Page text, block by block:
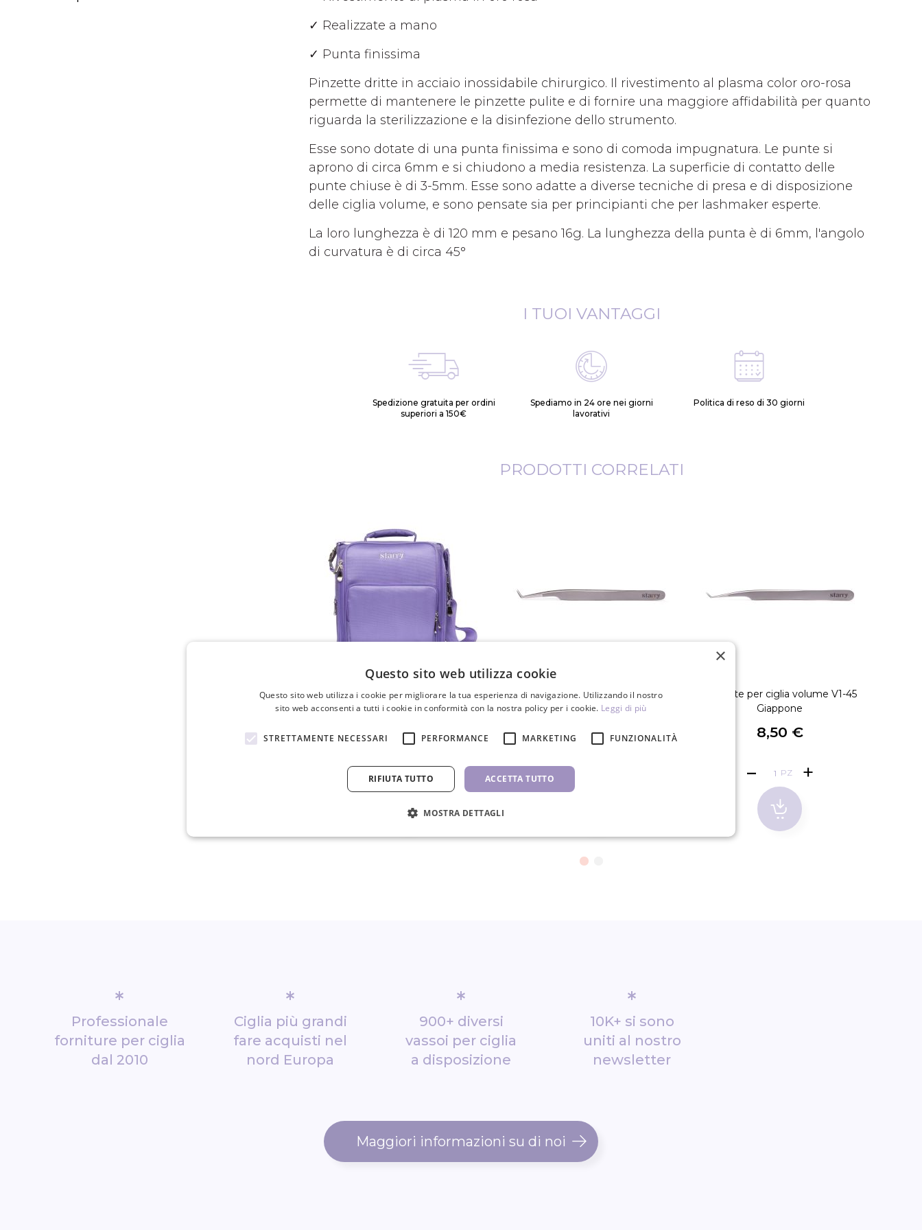
✓ Realizzate a mano
✓ Punta finissima
Pinzette dritte in acciaio inossidabile chirurgico. Il rivestimento al plasma color oro-rosa
permette di mantenere le pinzette pulite e di fornire una maggiore affidabilità per quanto
riguarda la sterilizzazione e la disinfezione dello strumento.
Esse sono dotate di una punta finissima e sono di comoda impugnatura. Le punte si
aprono di circa 6mm e si chiudono a media resistenza. La superficie di contatto delle
punte chiuse è di 3-5mm. Esse sono adatte a diverse tecniche di presa e di disposizione
delle ciglia volume, e sono pensate sia per principianti che per lashmaker esperte.
La loro lunghezza è di 120 mm e pesano 16g. La lunghezza della punta è di 6mm, l'angolo
di curvatura è di circa 45°
I TUOI VANTAGGI
Spedizione gratuita per ordini
superiori a 150€
Spediamo in 24 ore nei giorni
lavorativi
Politica di reso di 30 giorni
PRODOTTI CORRELATI
Borsa per cosmetici per estetiste
59,00 €
Pinzette per ciglia volume V1-60
Giappone
8,50 €
Pinzette per ciglia volume V1-45
Giappone
8,50 €
PZ
*
Professionale
forniture per ciglia
dal 2010
*
Ciglia più grandi
fare acquisti nel
nord Europa
*
900+ diversi
vassoi per ciglia
a disposizione
*
10K+ si sono
uniti al nostro
newsletter
Maggiori informazioni su di noi
×
Questo sito web utilizza cookie
Questo sito web utilizza i cookie per migliorare la tua esperienza di navigazione. Utilizzando il nostro
sito web acconsenti a tutti i cookie in conformità con la nostra policy per i cookie. Leggi di più
STRETTAMENTE NECESSARI PERFORMANCE MARKETING FUNZIONALITÀ
ACCETTA TUTTO
RIFIUTA TUTTO
MOSTRA DETTAGLI